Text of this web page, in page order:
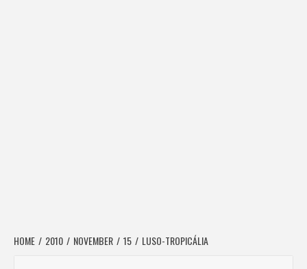
HOME 2010 NOVEMBER 15 LUSO-TROPICÁLIA